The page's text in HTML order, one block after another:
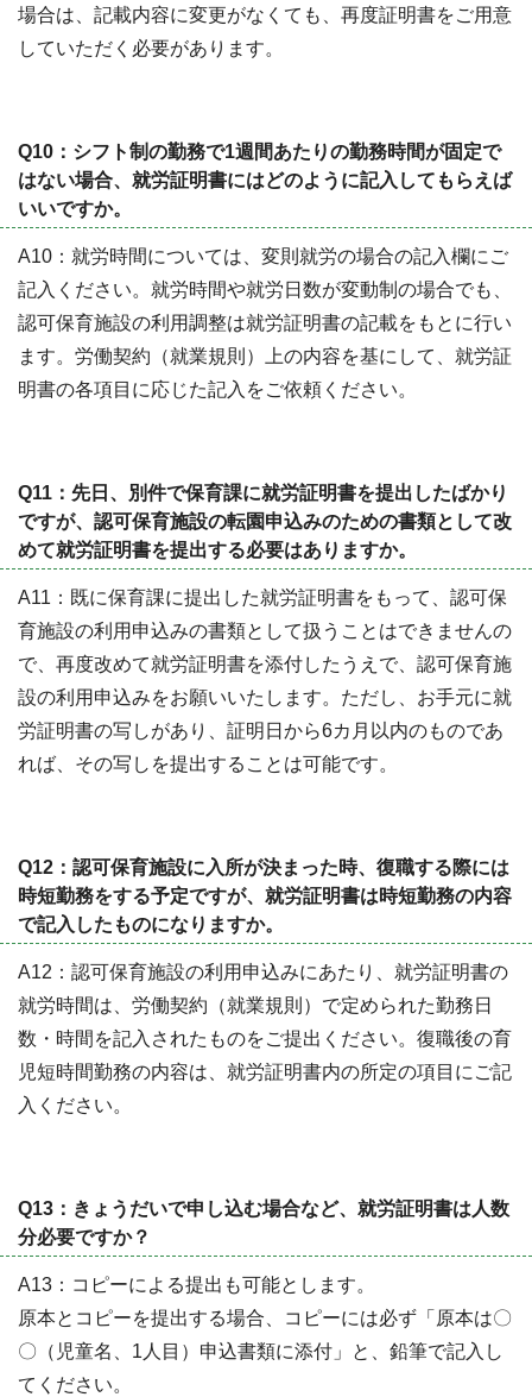
場合は、記載内容に変更がなくても、再度証明書をご用意
していただく必要があります。
Q10：シフト制の勤務で1週間あたりの勤務時間が固定で
はない場合、就労証明書にはどのように記入してもらえば
いいですか。
A10：就労時間については、変則就労の場合の記入欄にご
記入ください。就労時間や就労日数が変動制の場合でも、
認可保育施設の利用調整は就労証明書の記載をもとに行い
ます。労働契約（就業規則）上の内容を基にして、就労証
明書の各項目に応じた記入をご依頼ください。
Q11：先日、別件で保育課に就労証明書を提出したばかり
ですが、認可保育施設の転園申込みのための書類として改
めて就労証明書を提出する必要はありますか。
A11：既に保育課に提出した就労証明書をもって、認可保
育施設の利用申込みの書類として扱うことはできませんの
で、再度改めて就労証明書を添付したうえで、認可保育施
設の利用申込みをお願いいたします。ただし、お手元に就
労証明書の写しがあり、証明日から6カ月以内のものであ
れば、その写しを提出することは可能です。
Q12：認可保育施設に入所が決まった時、復職する際には
時短勤務をする予定ですが、就労証明書は時短勤務の内容
で記入したものになりますか。
A12：認可保育施設の利用申込みにあたり、就労証明書の
就労時間は、労働契約（就業規則）で定められた勤務日
数・時間を記入されたものをご提出ください。復職後の育
児短時間勤務の内容は、就労証明書内の所定の項目にご記
入ください。
Q13：きょうだいで申し込む場合など、就労証明書は人数
分必要ですか？
A13：コピーによる提出も可能とします。
原本とコピーを提出する場合、コピーには必ず「原本は〇
〇（児童名、1人目）申込書類に添付」と、鉛筆で記入し
てください。